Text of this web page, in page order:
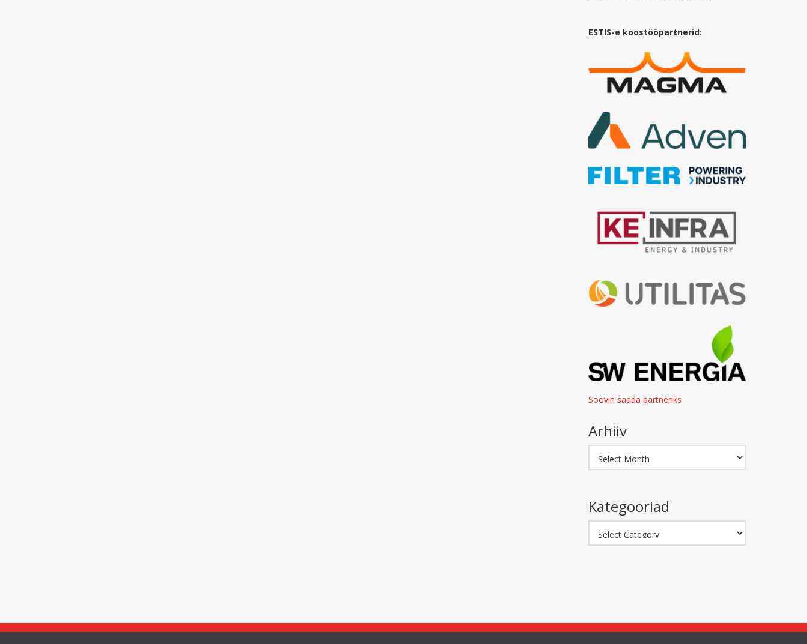
ESTIS-e koostööpartnerid:
Soovin saada partneriks
Arhiiv
Kategooriad